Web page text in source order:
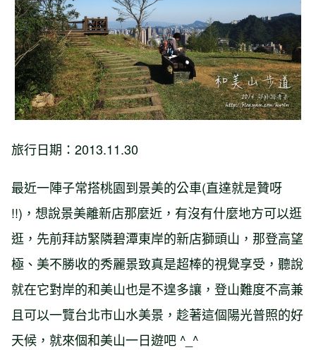
旅行日期：2013.11.30
最近一陣子常搭桃園到景美的公車(直達就是贊呀
!!)，想說景美離新店那麼近，有沒有什麼地方可以逛
逛，先前拜訪緊隣碧潭東岸的新店獅頭山，那登高望
極、美不勝收的秀麗景致真是超棒的視覺享受，聽說
就在它對岸的和美山也是不遑多讓，登山難度不高兼
且可以一覽台北市山水美景，趁著這個陽光普照的好
天候，就來個和美山一日遊吧 ^_^